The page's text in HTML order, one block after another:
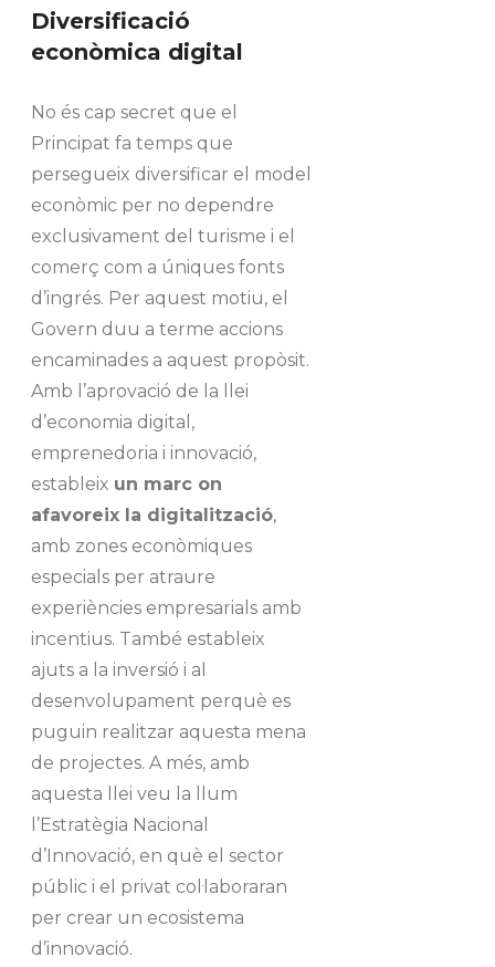
Diversificació
econòmica digital
No és cap secret que el
Principat fa temps que
persegueix diversificar el model
econòmic per no dependre
exclusivament del turisme i el
comerç com a úniques fonts
d’ingrés. Per aquest motiu, el
Govern duu a terme accions
encaminades a aquest propòsit.
Amb l’aprovació de la llei
d’economia digital,
emprenedoria i innovació,
estableix un marc on
afavoreix la digitalització,
amb zones econòmiques
especials per atraure
experiències empresarials amb
incentius. També estableix
ajuts a la inversió i al
desenvolupament perquè es
puguin realitzar aquesta mena
de projectes. A més, amb
aquesta llei veu la llum
l’Estratègia Nacional
d’Innovació, en què el sector
públic i el privat col·laboraran
per crear un ecosistema
d’innovació.